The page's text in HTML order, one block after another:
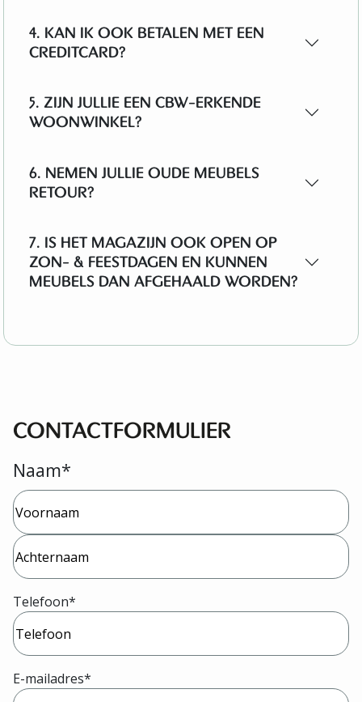
4. KAN IK OOK BETALEN MET EEN
CREDITCARD?
5. ZIJN JULLIE EEN CBW-ERKENDE
WOONWINKEL?
6. NEMEN JULLIE OUDE MEUBELS
RETOUR?
7. IS HET MAGAZIJN OOK OPEN OP
ZON- & FEESTDAGEN EN KUNNEN
MEUBELS DAN AFGEHAALD WORDEN?
CONTACTFORMULIER
Naam*
Voornaam
Telefoon*
E-mailadres*